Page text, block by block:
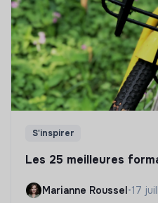
S'inspirer
Les 25 meilleures
Marianne Roussel•17